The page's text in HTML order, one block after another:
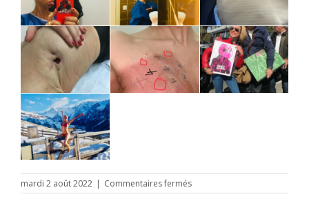
mardi 2 août 2022 | Commentaires ferméssur
cancer